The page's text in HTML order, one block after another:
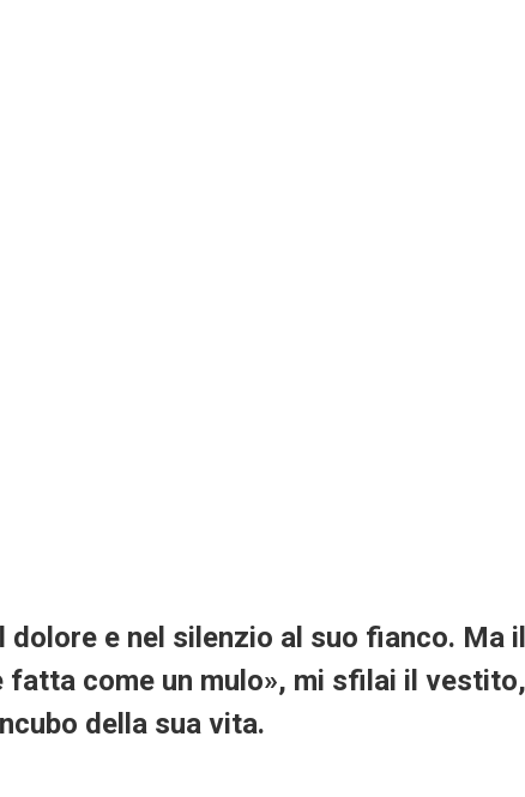
e nel silenzio al suo fianco. Ma
come un mulo», mi sfilai il
della sua vita.